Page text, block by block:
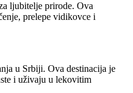
ljubitelje prirode. Ova
prelepe vidikovce i
u Srbiji. Ova destinacija je
i uživaju u lekovitim